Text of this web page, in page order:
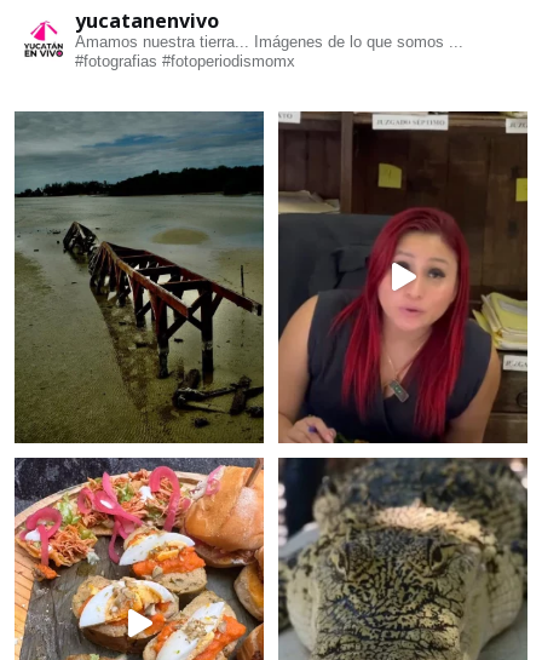
yucatanenvivo
Amamos nuestra tierra... Imágenes de lo que somos ...
#fotografias #fotoperiodismomx